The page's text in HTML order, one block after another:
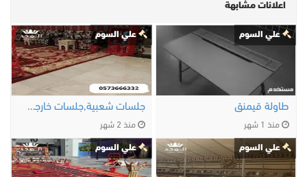
اعلانات مشابهة
علي السوم
طاولة قيمنق
منذ 1 شهر
علي السوم
جلسات شعبية,جلسات خارجية, تأجير طاولات …
منذ 2 شهر
علي السوم علي السوم